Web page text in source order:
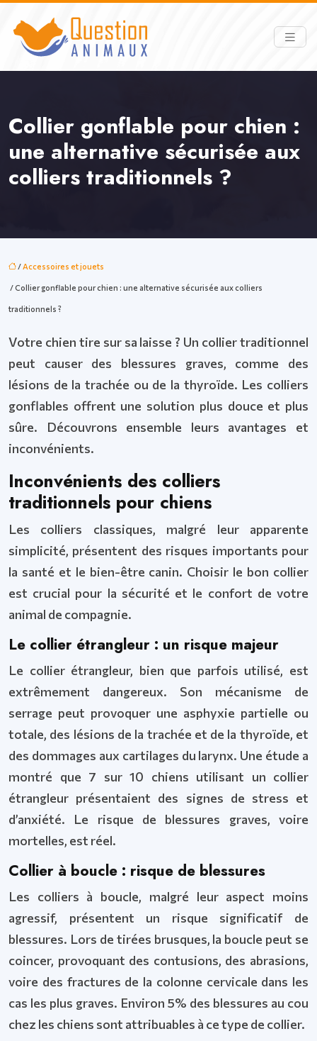
Collier gonflable pour chien :
une alternative sécurisée aux
colliers traditionnels ?
/Accessoires et jouets
/ Collier gonflable pour chien : une alternative sécurisée aux colliers
traditionnels ?
Votre chien tire sur sa laisse ? Un collier traditionnel
peut causer des blessures graves, comme des
lésions de la trachée ou de la thyroïde. Les colliers
gonflables offrent une solution plus douce et plus
sûre. Découvrons ensemble leurs avantages et
inconvénients.
Inconvénients des colliers
traditionnels pour chiens
Les colliers classiques, malgré leur apparente
simplicité, présentent des risques importants pour
la santé et le bien-être canin. Choisir le bon collier
est crucial pour la sécurité et le confort de votre
animal de compagnie.
Le collier étrangleur : un risque majeur
Le collier étrangleur, bien que parfois utilisé, est
extrêmement dangereux. Son mécanisme de
serrage peut provoquer une asphyxie partielle ou
totale, des lésions de la trachée et de la thyroïde, et
des dommages aux cartilages du larynx. Une étude a
montré que 7 sur 10 chiens utilisant un collier
étrangleur présentaient des signes de stress et
d’anxiété. Le risque de blessures graves, voire
mortelles, est réel.
Collier à boucle : risque de blessures
Les colliers à boucle, malgré leur aspect moins
agressif, présentent un risque significatif de
blessures. Lors de tirées brusques, la boucle peut se
coincer, provoquant des contusions, des abrasions,
voire des fractures de la colonne cervicale dans les
cas les plus graves. Environ 5% des blessures au cou
chez les chiens sont attribuables à ce type de collier.